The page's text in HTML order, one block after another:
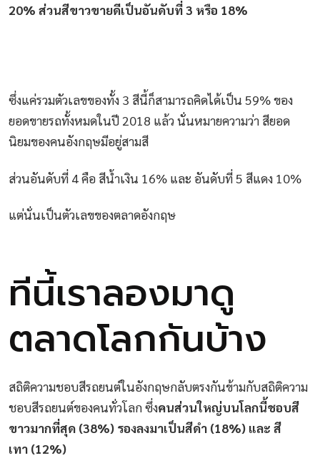
20% ส่วนสีขาวขายดีเป็นอันดับที่ 3 หรือ 18%
ซึ่งแค่รวมตัวเลขของทั้ง 3 สีนี้ก็สามารถคิดได้เป็น 59% ของ
ยอดขายรถทั้งหมดในปี 2018 แล้ว นั่นหมายความว่า สียอด
นิยมของคนอังกฤษมีอยู่สามสี
ส่วนอันดับที่ 4 คือ สีน้ำเงิน 16% และ อันดับที่ 5 สีแดง 10%
แต่นั่นเป็นตัวเลขของตลาดอังกฤษ
ทีนี้เราลองมาดู
ตลาดโลกกันบ้าง
สถิติความชอบสีรถยนต์ในอังกฤษกลับตรงกันข้ามกับสถิติความ
ชอบสีรถยนต์ของคนทั่วโลก ซึ่งคนส่วนใหญ่บนโลกนี้ชอบสี
ขาวมากที่สุด (38%) รองลงมาเป็นสีดำ (18%) และ สี
เทา (12%)